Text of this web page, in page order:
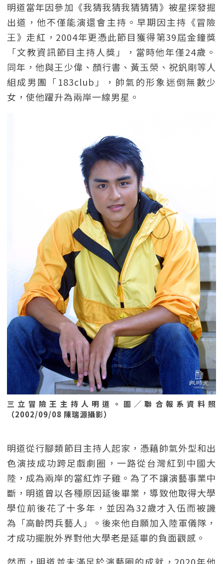
明道當年因參加《我猜我猜我猜猜猜》被星探發掘
出道，他不僅能演還會主持。早期因主持《冒險
王》走紅，2004年更憑此節目獲得第39屆金鐘獎
「文教資訊節目主持人獎」，當時他年僅24歲。
同年，他與王少偉、顏行書、黃玉榮、祝釩剛等人
組成男團「183club」，帥氣的形象迷倒無數少
女，使他躍升為兩岸一線男星。
三立冒險王主持人明道。圖／聯合報系資料照
（2002/09/08 陳瑞源攝影）
明道從行腳類節目主持人起家，憑藉帥氣外型和出
色演技成功跨足戲劇圈，一路從台灣紅到中國大
陸，成為兩岸的當紅炸子雞。為了不讓演藝事業中
斷，明道曾以各種原因延後畢業，導致他取得大學
學位前後花了十多年，並因為32歲才入伍而被譏
為「高齡閃兵藝人」。後來他自願加入陸軍儀隊，
才成功擺脫外界對他大學老是延畢的負面觀感。